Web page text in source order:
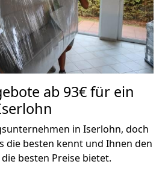
ab 93€ für ein
in Iserlohn, doch
die besten kennt und Ihnen den
besten Preise bietet.